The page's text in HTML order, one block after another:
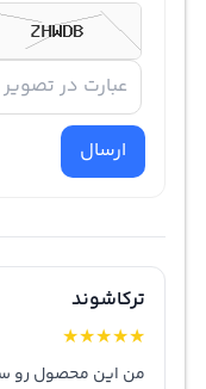
ارسال
ترکاشوند
★
★
★
★
★
من این محصول رو